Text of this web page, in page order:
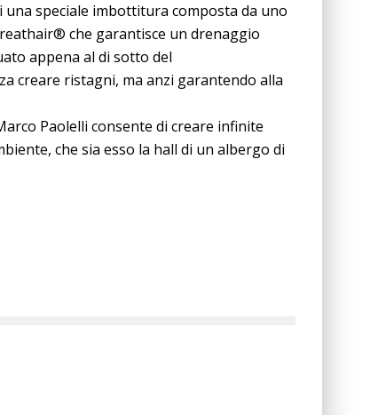
speciale imbottitura composta da uno
che garantisce un drenaggio
appena al di sotto del
creare ristagni, ma anzi garantendo alla
Paolelli consente di creare infinite
che sia esso la hall di un albergo di